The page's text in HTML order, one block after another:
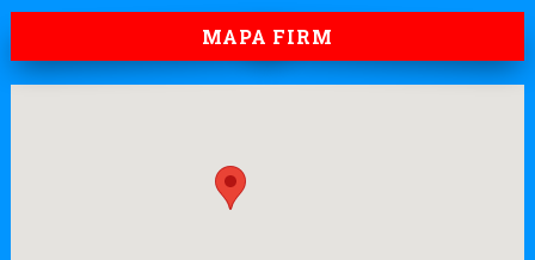
MAPA FIRM